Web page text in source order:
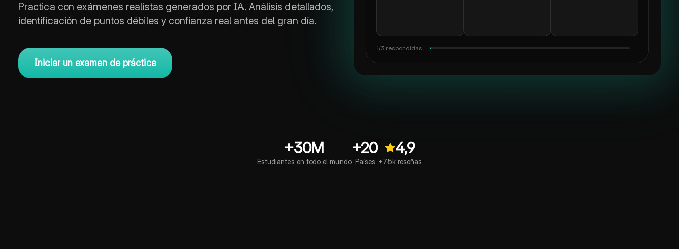
Practica con exámenes realistas generados por IA. Análisis detallados,
identificación de puntos débiles y confianza real antes del gran día.
Iniciar un examen de práctica
3/3 respondidas
+30M
Estudiantes en todo el mundo
+20
Países
4,9
+75k reseñas